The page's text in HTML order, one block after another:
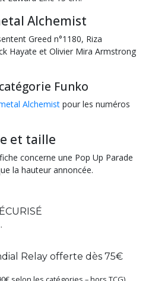
Alchemist
Greed n°1180, Riza
Hayate et Olivier Mira Armstrong
Funko
Alchemist pour les numéros
et taille
concerne une Pop Up Parade
la hauteur annoncée.
Relay offerte dès 75€